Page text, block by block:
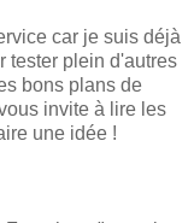
car je suis déjà
tester plein d'autres
bons plans de
invite à lire les
une idée !